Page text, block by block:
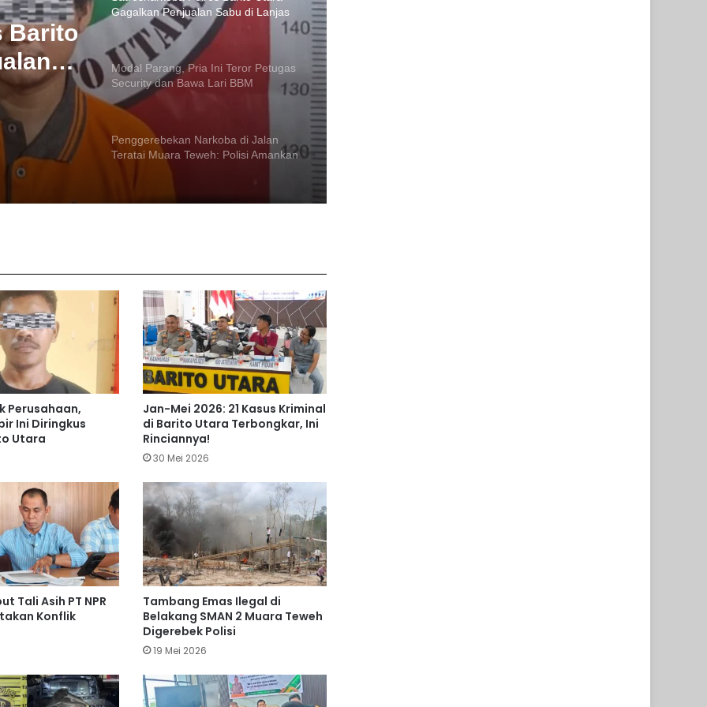
Barito
Modal Parang, Pria Ini Teror Petugas
Security dan Bawa Lari BBM
Perusahaan
Penggerebekan Narkoba di Jalan
Teratai Muara Teweh: Polisi Amankan
41,48 Gram Sabu
Polres Barito Utara Gulung 25 Pelaku
Kejahatan 3C, Kasus Curat Paling
Mendominasi
Dua Pria di Barito Utara Dibekuk Polisi
Gegara Edarkan Sabu
Polres Barito Utara Gagalkan
Km 18, 7 Gram Sabu Disita
Nekat! Maling Motor di Barito Utara
Bakar Bodi Kendaraan untuk Kelabui
Polisi
Simpan Sabu 10,11 Gram, Pengedar
Narkoba di Barito Utara Ditangkap
Gagalkan Penjualan Sabu di Lanjas
Perusahaan,
Ini Diringkus
Utara
Jan-Mei 2026: 21 Kasus Kriminal
di Barito Utara Terbongkar, Ini
Rinciannya!
30 Mei 2026
Tali Asih PT NPR
Konflik
Tambang Emas Ilegal di
Belakang SMAN 2 Muara Teweh
Digerebek Polisi
19 Mei 2026